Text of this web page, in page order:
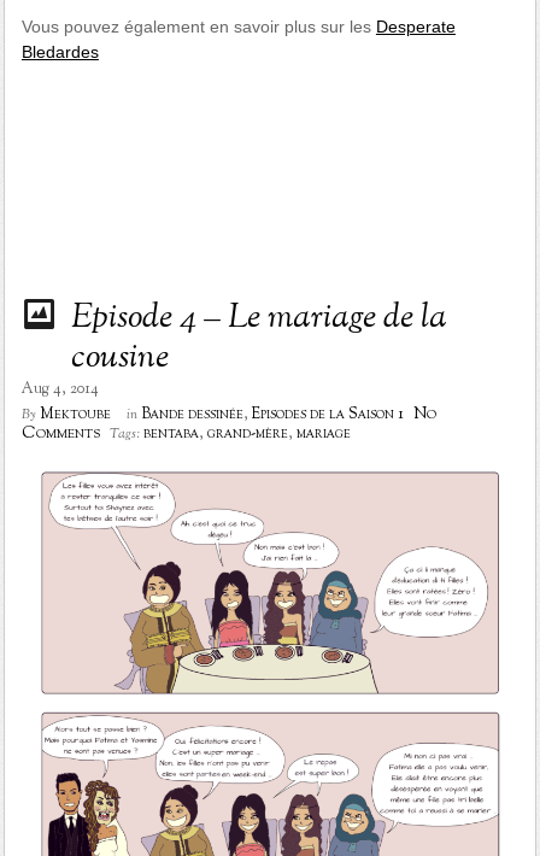
Vous pouvez également en savoir plus sur les Desperate
Bledardes
Episode 4 – Le mariage de la
cousine
Aug 4, 2014
ByMektoube in Bande dessinée, Episodes de la Saison 1 No
Comments Tags:bentaba, grand-mère, mariage